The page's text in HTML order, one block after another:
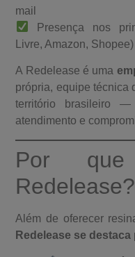
mail
Presença nos
Livre, Amazon, Shopee)
A Redelease é uma
própria, equipe técnica
território brasileiro
atendimento e
Por
Redelease?
Além de oferecer
Redelease se destaca